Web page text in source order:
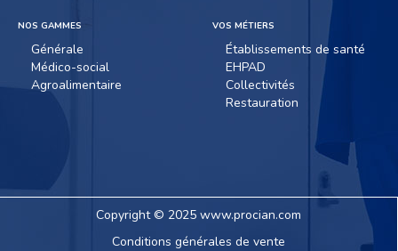
NOS GAMMES
Générale
Médico-social
Agroalimentaire
VOS MÉTIERS
Établissements de santé
EHPAD
Collectivités
Restauration
Copyright © 2025 www.procian.com
Conditions générales de vente